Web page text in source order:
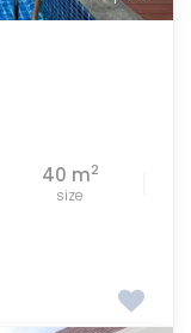
40 m2
size